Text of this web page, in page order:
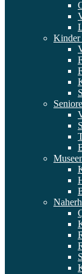
Kinder